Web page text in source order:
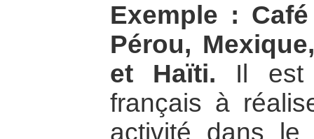
Exemple :
Pérou,
et Haïti. Il est
français à
activité dans le